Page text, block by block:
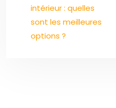
intérieur : quelles
sont les meilleures
options ?